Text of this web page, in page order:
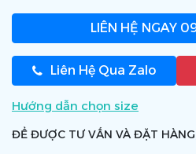
LIÊN HỆ NGAY
Liên Hệ Qua Zalo
Hướng dẫn chọn size
ĐỂ ĐƯỢC TƯ VẤN VÀ ĐẶT